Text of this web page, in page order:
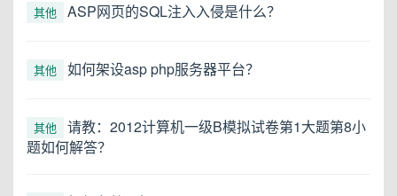
其他 ASP网页的SQL注入入侵是什么？
其他 如何架设asp php服务器平台？
其他
请教：2012计算机一级B模拟试卷第1大题第8小
题如何解答？